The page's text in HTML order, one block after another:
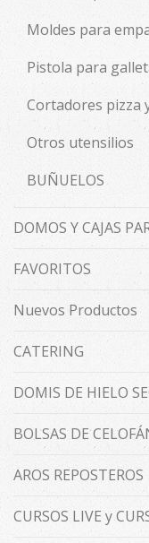
Moldes para
Pistola para
Cortadores pizza
Otros utensilios
BUÑUELOS
DOMOS Y CAJAS
FAVORITOS
Nuevos Productos
CATERING
DOMIS DE HIELO
BOLSAS DE
AROS REPOSTEROS
CURSOS LIVE y